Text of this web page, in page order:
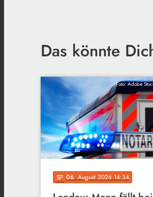
Das könnte
Foto: Adobe
notes 06. August 2026 14:34